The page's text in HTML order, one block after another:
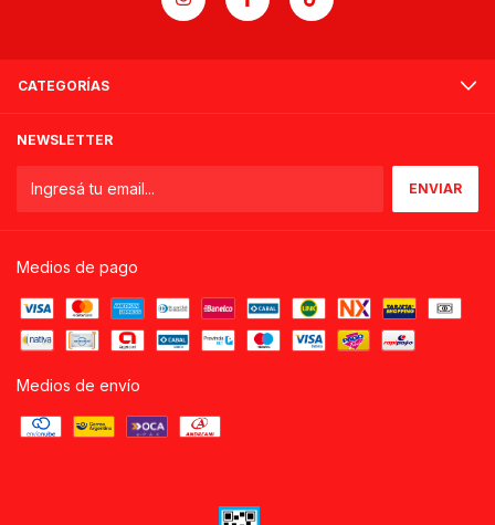
CATEGORÍAS
NEWSLETTER
Medios de pago
Medios de envío